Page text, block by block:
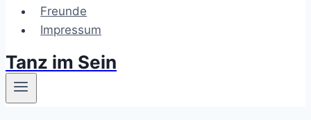
Freunde
Impressum
Tanz im Sein